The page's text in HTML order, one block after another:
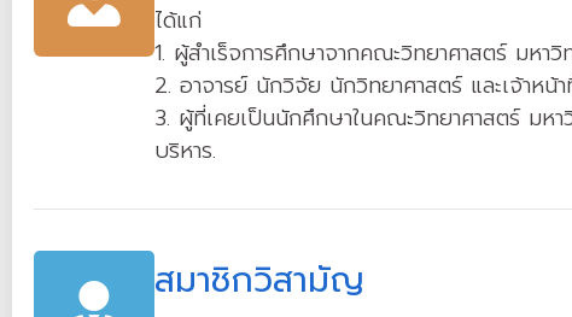
ได้แก่
1. ผู้สำเร็จการศึกษาจากคณะวิทยาศาสตร์ มห
2. อาจารย์ นักวิจัย นักวิทยาศาสตร์ และเจ้าห
3. ผู้ที่เคยเป็นนักศึกษาในคณะวิทยาศาสตร์ ม
บริหาร.
สมาชิกวิสามัญ